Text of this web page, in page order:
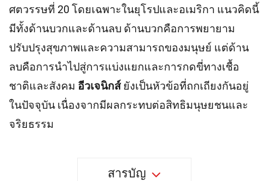
ศตวรรษที่ 20 โดยเฉพาะในยุโรปและอเมริกา แนวคิดนี้
มีทั้งด้านบวกและด้านลบ ด้านบวกคือการพยายาม
ปรับปรุงสุขภาพและความสามารถของมนุษย์ แต่ด้าน
ลบคือการนำไปสู่การแบ่งแยกและการกดขี่ทางเชื้อ
ชาติและสังคม อีวเจนิกส์ยังเป็นหัวข้อที่ถกเถียงกันอยู่
ในปัจจุบัน เนื่องจากมีผลกระทบต่อสิทธิมนุษยชนและ
จริยธรรม
สารบัญ